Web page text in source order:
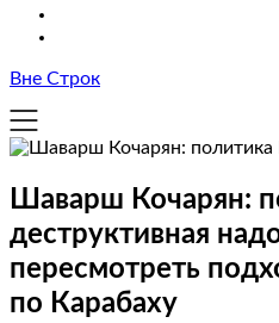
Вне Строк
Шаварш Кочарян:
деструктивная
пересмотреть
по Карабаху